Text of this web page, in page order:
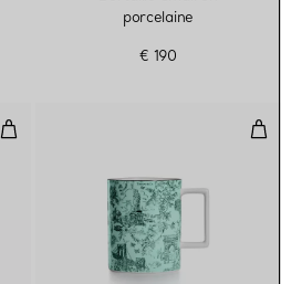
porcelaine
€ 190
Bol Valse Bleue en porcelaine